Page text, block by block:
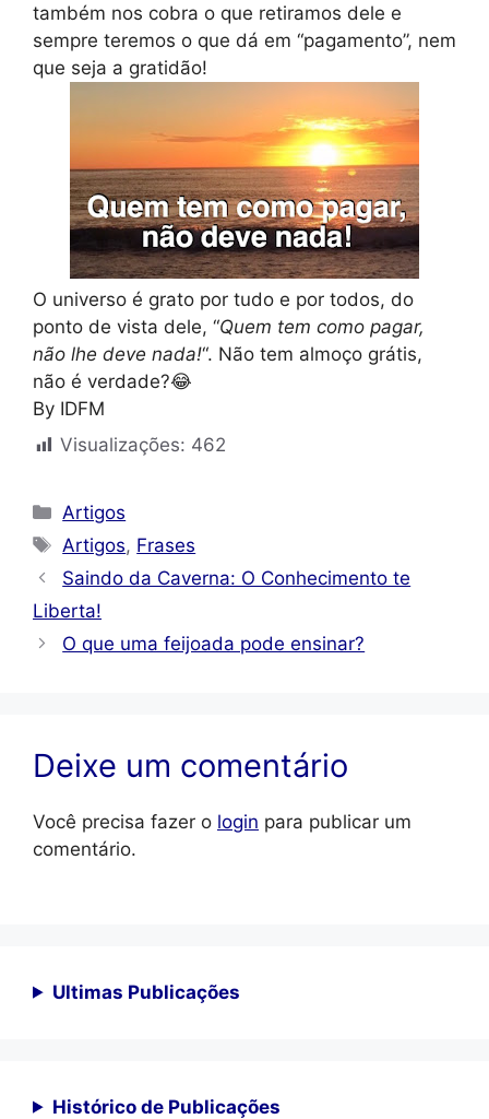
também nos cobra o que retiramos dele e
sempre teremos o que dá em “pagamento”, nem
que seja a gratidão!
O universo é grato por tudo e por todos, do
ponto de vista dele, “Quem tem como pagar,
não lhe deve nada!“. Não tem almoço grátis,
não é verdade?😂
By IDFM
Visualizações: 462
Categorias
Artigos
Tags
Artigos, Frases
Saindo da Caverna: O Conhecimento te
Liberta!
O que uma feijoada pode ensinar?
Deixe um comentário
Você precisa fazer o login para publicar um
comentário.
Ultimas Publicações
Histórico de Publicações